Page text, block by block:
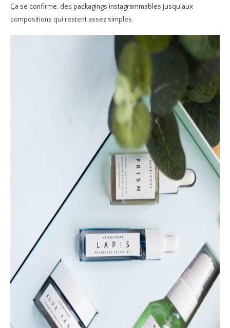
Ça se confirme, des packagings instagrammables jusqu’aux
compositions qui restent assez simples.